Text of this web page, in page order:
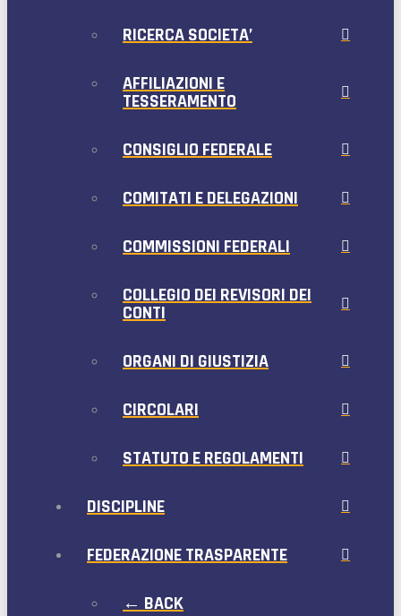
RICERCA SOCIETA’
AFFILIAZIONI E
TESSERAMENTO
CONSIGLIO FEDERALE
COMITATI E DELEGAZIONI
COMMISSIONI FEDERALI
COLLEGIO DEI REVISORI DEI
CONTI
ORGANI DI GIUSTIZIA
CIRCOLARI
STATUTO E REGOLAMENTI
DISCIPLINE
FEDERAZIONE TRASPARENTE
← BACK